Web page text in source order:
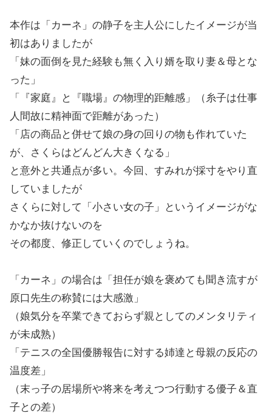
本作は「カーネ」の静子を主人公にしたイメージが当
初はありましたが
「妹の面倒を見た経験も無く入り婿を取り妻＆母とな
った」
「『家庭』と『職場』の物理的距離感」（糸子は仕事
人間故に精神面で距離があった）
「店の商品と併せて娘の身の回りの物も作れていた
が、さくらはどんどん大きくなる」
と意外と共通点が多い。今回、すみれが採寸をやり直
していましたが
さくらに対して「小さい女の子」というイメージがな
かなか抜けないのを
その都度、修正していくのでしょうね。
「カーネ」の場合は「担任が娘を褒めても聞き流すが
原口先生の称賛には大感激」
（娘気分を卒業できておらず親としてのメンタリティ
が未成熟）
「テニスの全国優勝報告に対する姉達と母親の反応の
温度差」
（末っ子の居場所や将来を考えつつ行動する優子＆直
子との差）